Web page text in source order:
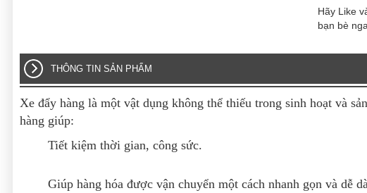
Hãy Like
bạn bè
THÔNG TIN SẢN PHẨM
Xe đẩy hàng là một vật dụng không thể thiếu trong sinh hoạt và
hàng giúp:
Tiết kiệm thời gian, công sức.
Giúp hàng hóa được vận chuyển một cách nhanh gọn và dễ